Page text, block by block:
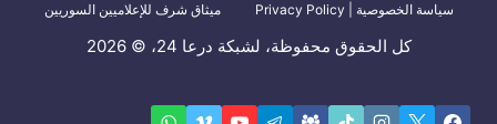
سياسة الخصوصية | Privacy Policy
ميثاق شرف للإعلاميين السوريين
كل الحقوق محفوظة، لشبكة درعا 24، © 2026